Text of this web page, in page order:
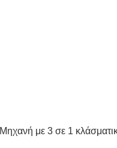
Μηχανή με 3 σε 1